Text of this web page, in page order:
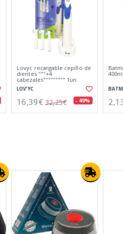
Lovyc carbon esponja
exfoliante 1un
LOV'YC
0,91€ 3,00€ - 70%